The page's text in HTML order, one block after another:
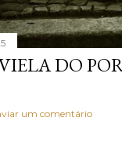
DO
um comentário